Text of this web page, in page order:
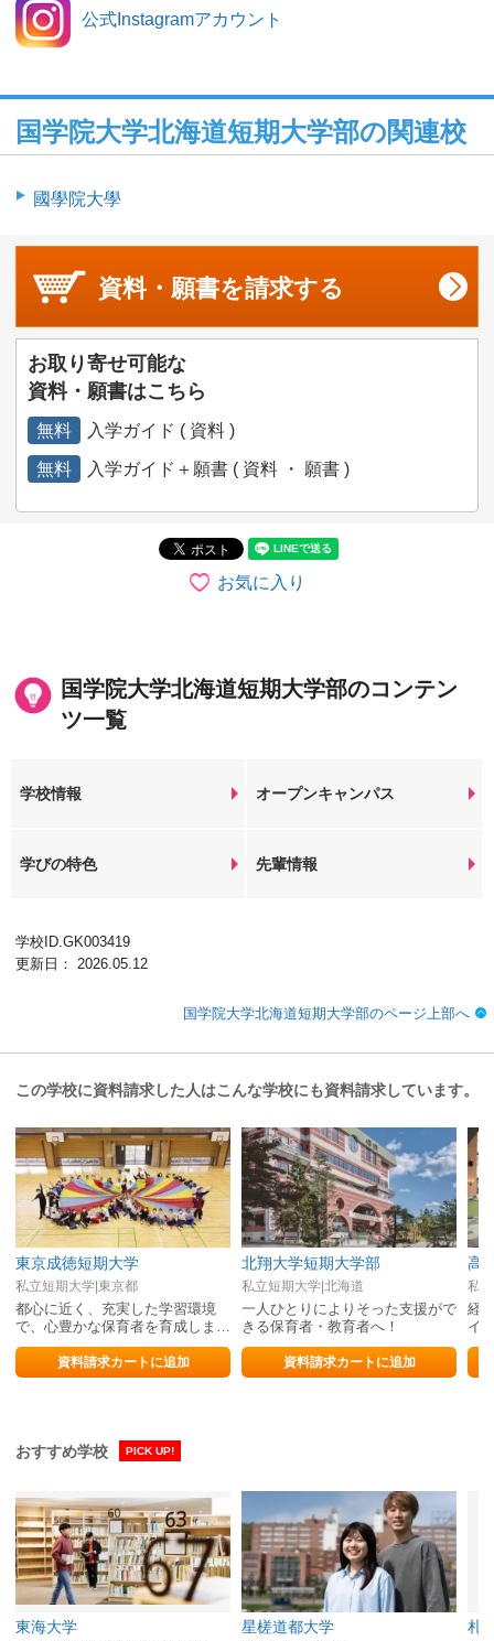
公式Instagramアカウント
国学院大学北海道短期大学部の関連校
國學院大學
資料・願書を請求する
お取り寄せ可能な
資料・願書はこちら
無料 入学ガイド ( 資料 )
無料 入学ガイド＋願書 ( 資料 ・ 願書 )
お気に入り
国学院大学北海道短期大学部のコンテン
ツ一覧
学校情報 オープンキャンパス
学びの特色 先輩情報
学校ID.GK003419
更新日： 2026.05.12
国学院大学北海道短期大学部のページ上部へ
この学校に資料請求した人はこんな学校にも資料請求しています。
東京成徳短期大学
私立短期大学|東京都
都心に近く、充実した学習環境
で、心豊かな保育者を育成しま
す。
資料請求カートに追加
北翔大学短期大学部
私立短期大学|北海道
一人ひとりによりそった支援がで
きる保育者・教育者へ！
資料請求カートに追加
高
私
経
イ
し
おすすめ学校 PICK UP!
東海大学 星槎道都大学